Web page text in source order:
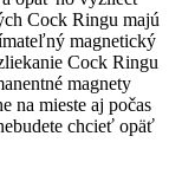
Cock Ringu majú
magnetický
Cock Ringu
magnety
na mieste aj počas
chcieť opäť